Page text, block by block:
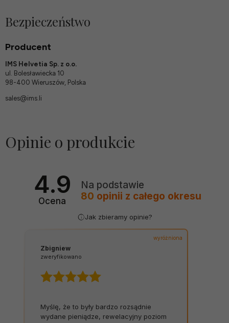
Bezpieczeństwo
Producent
IMS Helvetia Sp. z o.o.
ul. Bolesławiecka 10
98-400 Wieruszów, Polska
sales@ims.li
Opinie o produkcie
4.9
Ocena
Na podstawie
80 opinii z całego okresu
Jak zbieramy opinie?
wyróżniona
Zbigniew
zweryfikowano
Myślę, że to były bardzo rozsądnie
wydane pieniądze, rewelacyjny poziom